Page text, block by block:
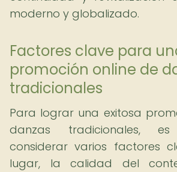
moderno y globalizado.
Factores clave para
promoción online de
tradicionales
Para lograr una exitosa
danzas tradicionales, es
considerar varios factores
lugar, la calidad del